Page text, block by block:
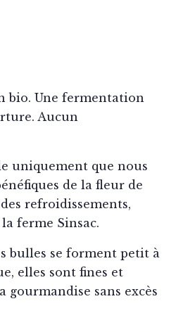
bio. Une fermentation
Aucun
uniquement que nous
de la fleur de
refroidissements,
ferme Sinsac.
bulles se forment petit à
elles sont fines et
sans excès